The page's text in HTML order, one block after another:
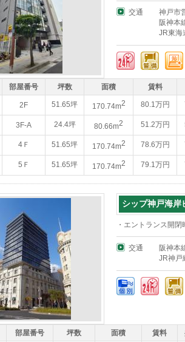
交通
神戸市
阪神本
JR東海
部屋番号 坪数 面積 賃料
2F 51.65坪 170.74m2 80.1万円
3F-A 24.4坪 80.66m2 51.2万円
4Ｆ 51.65坪 170.74m2 78.6万円
5Ｆ 51.65坪 170.74m2 79.1万円
シップ神戸海岸
・エントランス開
交通
阪神本
JR神戸
部屋番号 坪数 面積 賃料